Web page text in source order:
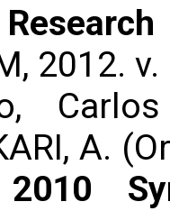
2012.
A.